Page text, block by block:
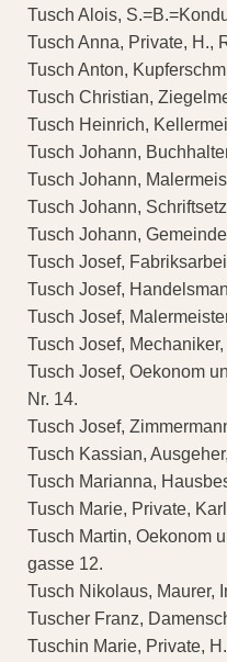
Tusch Alois,
Tusch Anna, Private, H.,
Tusch Anton,
Tusch Christian,
Tusch Heinrich,
Tusch Johann,
Tusch Johann,
Tusch Johann,
Tusch Johann,
Tusch Josef,
Tusch Josef,
Tusch Josef,
Tusch Josef,
Tusch Josef, Oekonom
Nr. 14.
Tusch Josef,
Tusch Kassian,
Tusch Marianna,
Tusch Marie, Private,
Tusch Martin, Oekonom
gasse 12.
Tusch Nikolaus, Maurer,
Tuscher Franz,
Tuschin Marie, Private,